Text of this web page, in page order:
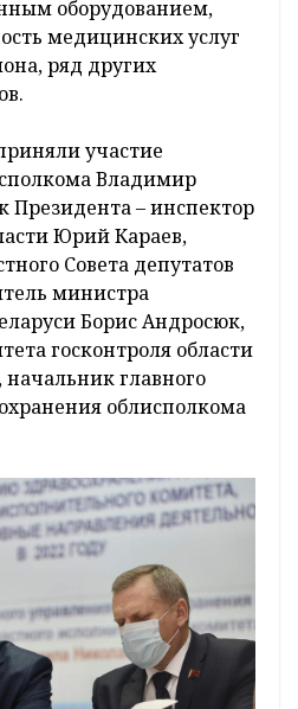
оборудованием,
медицинских услуг
ряд других
участие
Владимир
– инспектор
Юрий Караев,
Совета депутатов
министра
Борис Андросюк,
госконтроля области
главного
облисполкома